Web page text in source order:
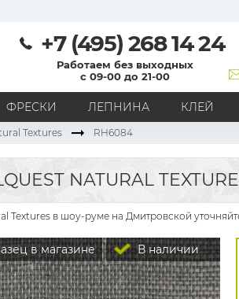
+7 (495) 268 14 24
Работаем без выходных
с 09-00 до 21-00
ФРЕСКИ ЛЕПНИНА КЛЕЙ
СТИЛЬ
Кантри
Модерн
Классика
РИСУНОК
Граффити
Карта мира
С вензелями
С
Textures RH6084
NATURAL
Textures в шоу-руме на Дмитровской
В наличии
в магазине